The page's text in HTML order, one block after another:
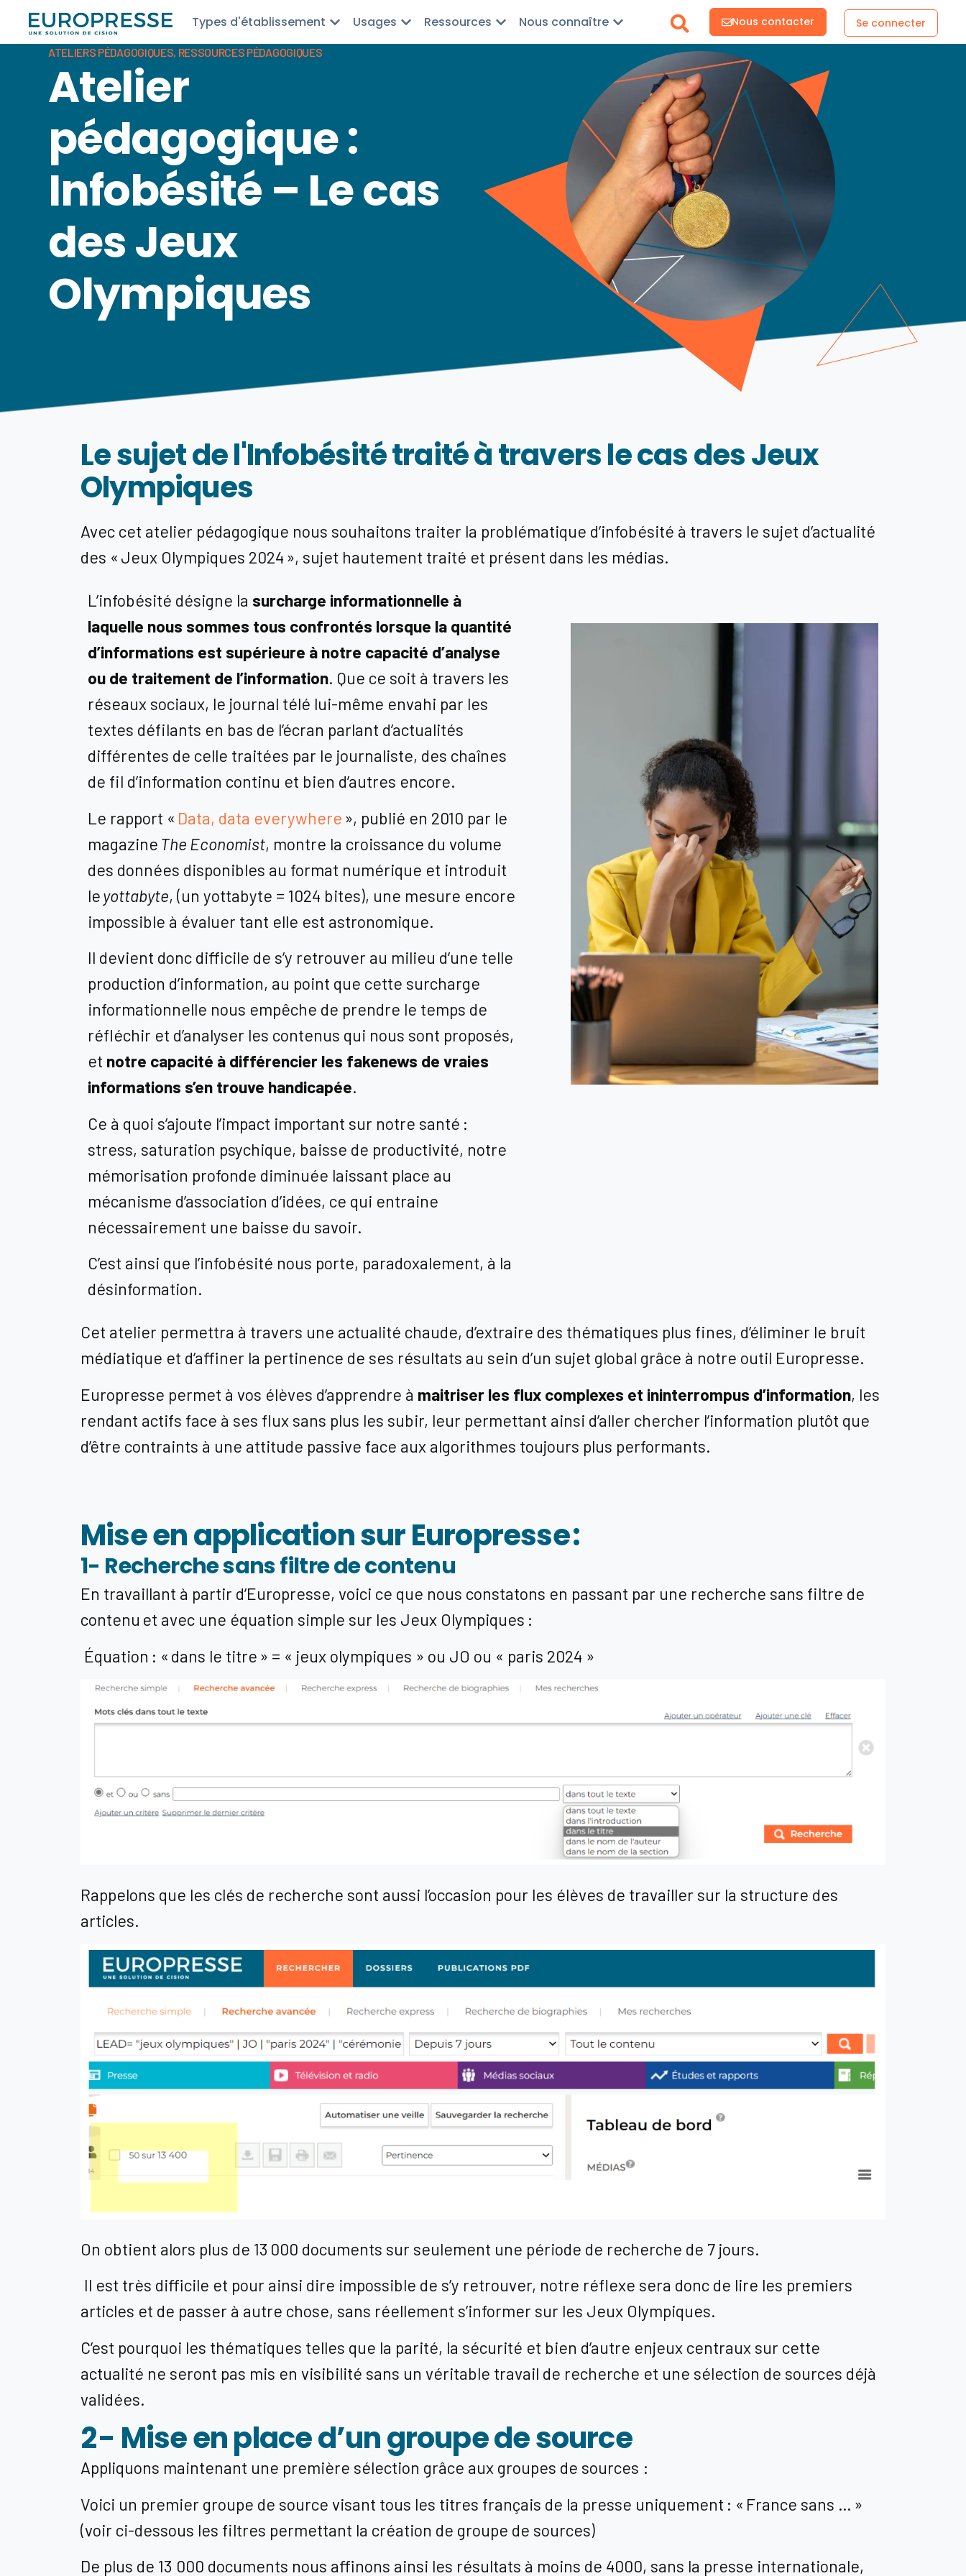
Types d'établissement Usages Ressources Nous connaître Nous contacter Se connecter
ATELIERS PÉDAGOGIQUES, RESSOURCES PÉDAGOGIQUES
Atelier
pédagogique :
Infobésité – Le cas
des Jeux
Olympiques
Le sujet de l'Infobésité traité à travers le cas des Jeux
Olympiques
Avec cet atelier pédagogique nous souhaitons traiter la problématique d’infobésité à travers le sujet d’actualité
des « Jeux Olympiques 2024 », sujet hautement traité et présent dans les médias.
L’infobésité désigne la surcharge informationnelle à
laquelle nous sommes tous confrontés lorsque la quantité
d’informations est supérieure à notre capacité d’analyse
ou de traitement de l’information. Que ce soit à travers les
réseaux sociaux, le journal télé lui-même envahi par les
textes défilants en bas de l’écran parlant d’actualités
différentes de celle traitées par le journaliste, des chaînes
de fil d’information continu et bien d’autres encore.
Le rapport « Data, data everywhere », publié en 2010 par le
magazine The Economist, montre la croissance du volume
des données disponibles au format numérique et introduit
leyottabyte, (un yottabyte = 1024 bites), une mesure encore
impossible à évaluer tant elle est astronomique.
Il devient donc difficile de s’y retrouver au milieu d’une telle
production d’information, au point que cette surcharge
informationnelle nous empêche de prendre le temps de
réfléchir et d’analyser les contenus qui nous sont proposés,
et notre capacité à différencier les fakenews de vraies
informations s’en trouve handicapée.
Ce à quoi s’ajoute l’impact important sur notre santé :
stress, saturation psychique, baisse de productivité, notre
mémorisation profonde diminuée laissant place au
mécanisme d’association d’idées, ce qui entraine
nécessairement une baisse du savoir.
C’est ainsi que l’infobésité nous porte, paradoxalement, à la
désinformation.
Cet atelier permettra à travers une actualité chaude, d’extraire des thématiques plus fines, d’éliminer le bruit
médiatique et d’affiner la pertinence de ses résultats au sein d’un sujet global grâce à notre outil Europresse.
Europresse permet à vos élèves d’apprendre à maitriser les flux complexes et ininterrompus d’information, les
rendant actifs face à ses flux sans plus les subir, leur permettant ainsi d’aller chercher l’information plutôt que
d’être contraints à une attitude passive face aux algorithmes toujours plus performants.
Mise en application sur Europresse :
1- Recherche sans filtre de contenu
En travaillant à partir d’Europresse, voici ce que nous constatons en passant par une recherche sans filtre de
contenu et avec une équation simple sur les Jeux Olympiques :
Équation : « dans le titre » = « jeux olympiques » ou JO ou « paris 2024 »
Rappelons que les clés de recherche sont aussi l’occasion pour les élèves de travailler sur la structure des
articles.
On obtient alors plus de 13 000 documents sur seulement une période de recherche de 7 jours.
Il est très difficile et pour ainsi dire impossible de s’y retrouver, notre réflexe sera donc de lire les premiers
articles et de passer à autre chose, sans réellement s’informer sur les Jeux Olympiques.
C’est pourquoi les thématiques telles que la parité, la sécurité et bien d’autre enjeux centraux sur cette
actualité ne seront pas mis en visibilité sans un véritable travail de recherche et une sélection de sources déjà
validées.
2 - Mise en place d’un groupe de source
Appliquons maintenant une première sélection grâce aux groupes de sources :
Voici un premier groupe de source visant tous les titres français de la presse uniquement : « France sans … »
(voir ci-dessous les filtres permettant la création de groupe de sources)
De plus de 13 000 documents nous affinons ainsi les résultats à moins de 4000, sans la presse internationale,